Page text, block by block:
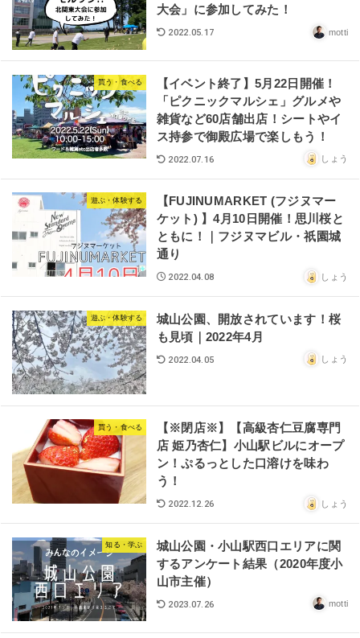
大会」に参加してみた！
2022.05.17 motti
買う・食べる
【イベント終了】5月22日開催！
「ピクニックマルシェ」グルメや
雑貨など60店舗出店！シートやイ
ス持参で御殿広場で楽しもう！
2022.07.16 しょう
遊ぶ・体験する
【FUJINUMARKET (フジヌマー
ケット) 】4月10日開催！思川桜と
ともに！｜フジヌマビル・祇園城
通り
2022.04.08 しょう
遊ぶ・体験する
城山公園、開放されています！桜
も見頃｜2022年4月
2022.04.05 しょう
買う・食べる
【※閉店※】【高級杏仁豆腐専門
店 姫乃杏仁】小山駅ビルにオープ
ン！ぷるっとした口溶けを味わ
う！
2022.12.26 しょう
知る・学ぶ
城山公園・小山駅西口エリアに関
するアンケート結果（2020年度小
山市主催）
2023.07.26 motti